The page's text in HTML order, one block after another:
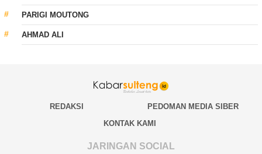
PARIGI MOUTONG
AHMAD ALI
REDAKSI
PEDOMAN MEDIA SIBER
KONTAK KAMI
JARINGAN SOCIAL